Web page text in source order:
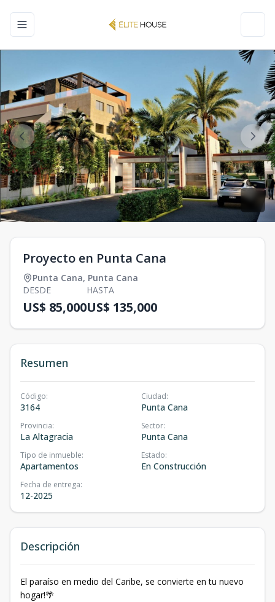
Toggle navigation menu
Proyecto en Punta Cana
Punta Cana, Punta Cana
DESDE
US$ 85,000
HASTA
US$ 135,000
Resumen
Código:
3164
Ciudad:
Punta Cana
Provincia:
La Altagracia
Sector:
Punta Cana
Tipo de inmueble:
Apartamentos
Estado:
En Construcción
Fecha de entrega:
12-2025
Descripción
El paraíso en medio del Caribe, se convierte en tu nuevo
hogar!🌴